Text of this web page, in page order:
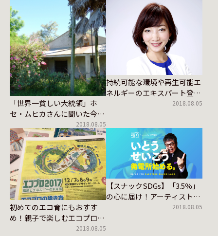
「世界一貧しい大統領」ホ
セ・ムヒカさんに聞いた今、
世界、福島とエネルギー｜
Vol.3
2018.08.05
持続可能な環境や再生可能エ
ネルギーのエキスパート登
場！！環境コンサルタント梅
2018.08.05
初めてのエコ育にもおすす
め！親子で楽しむエコプロ
2018.08.05
【スナックSDGs】「3.5％」
の心に届け！アーティスト電
2018.08.05